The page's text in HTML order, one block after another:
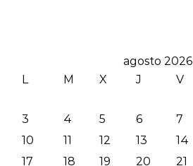
agosto 2026
L
M X J V
3
4 5 6 7
10
11 12 13 14
17
18 19 20 21